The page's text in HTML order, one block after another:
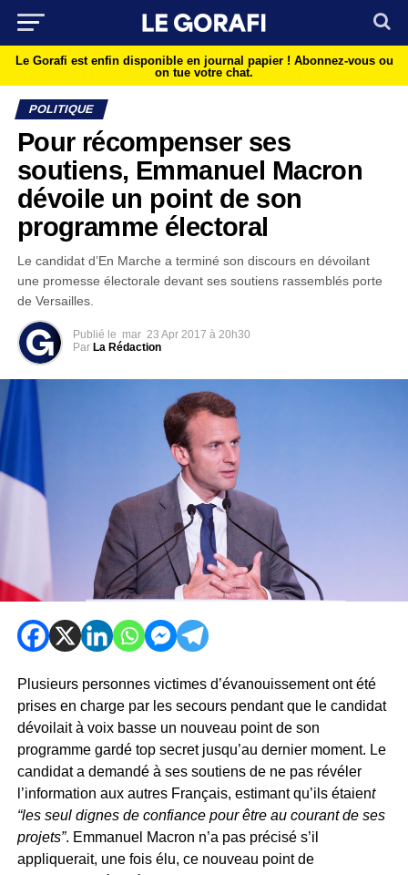
Le Gorafi est enfin disponible en journal papier ! Abonnez-vous ou
on tue votre chat.
POLITIQUE
Pour récompenser ses
soutiens, Emmanuel Macron
dévoile un point de son
programme électoral
Le candidat d’En Marche a terminé son discours en dévoilant
une promesse électorale devant ses soutiens rassemblés porte
de Versailles.
Publié le mar 23 Apr 2017 à 20h30
Par La Rédaction
Plusieurs personnes victimes d’évanouissement ont été
prises en charge par les secours pendant que le candidat
dévoilait à voix basse un nouveau point de son
programme gardé top secret jusqu’au dernier moment. Le
candidat a demandé à ses soutiens de ne pas révéler
l’information aux autres Français, estimant qu’ils étaient
“les seul dignes de confiance pour être au courant de ses
projets”. Emmanuel Macron n’a pas précisé s’il
appliquerait, une fois élu, ce nouveau point de